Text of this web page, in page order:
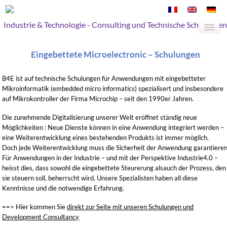
Industrie & Technologie - Consulting und Technische Schulungen
Eingebettete Microelectronic – Schulungen
B4E ist auf technische Schulungen für Anwendungen mit eingebetteter
Mikroinformatik (embedded micro informatics) spezialisert und insbesondere
auf Mikrokontroller der Firma Microchip – seit den 1990er Jahren.
Die zunehmende Digitalisierung unserer Welt eröffnet ständig neue
Möglichkeiten : Neue Dienste können in eine Anwendung integriert werden –
eine Weiterentwicklung eines bestehenden Produkts ist immer möglich.
Doch jede Weiterentwicklung muss die Sicherheit der Anwendung
Für Anwendungen in der Industrie – und mit der Perspektive Industrie4.0 –
heisst dies, dass sowohl die eingebettete Steurerung alsauch der Prozess, den
sie steuern soll, beherrscht wird. Unsere Spezialisten haben all diese
Kenntnisse und die notwendige Erfahrung.
==> Hier kommen Siedirekt zur Seite mit unseren Schulungen und
Development Consultancy